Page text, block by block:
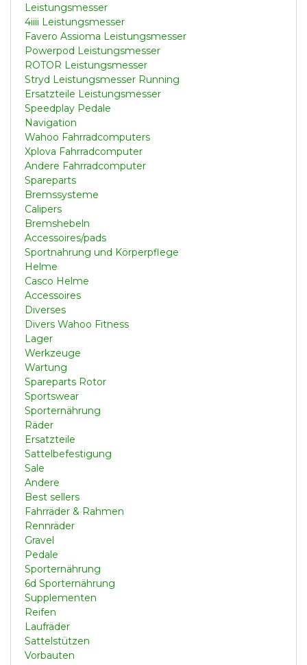
Leistungsmesser
4iiii Leistungsmesser
Favero Assioma Leistungsmesser
Powerpod Leistungsmesser
ROTOR Leistungsmesser
Stryd Leistungsmesser Running
Ersatzteile Leistungsmesser
Speedplay Pedale
Navigation
Wahoo Fahrradcomputers
Xplova Fahrradcomputer
Andere Fahrradcomputer
Spareparts
Bremssysteme
Calipers
Bremshebeln
Accessoires/pads
Sportnahrung und Körperpflege
Helme
Casco Helme
Accessoires
Diverses
Divers Wahoo Fitness
Lager
Werkzeuge
Wartung
Spareparts Rotor
Sportswear
Sporternährung
Räder
Ersatzteile
Sattelbefestigung
Sale
Andere
Best sellers
Fahrräder & Rahmen
Rennräder
Gravel
Pedale
Sporternährung
6d Sporternährung
Supplementen
Reifen
Laufräder
Sattelstützen
Vorbauten